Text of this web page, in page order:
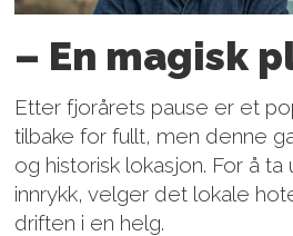
– En magisk
Etter fjorårets pause er et
tilbake for fullt, men denne
og historisk lokasjon. For å
innrykk, velger det lokale
driften i en helg.